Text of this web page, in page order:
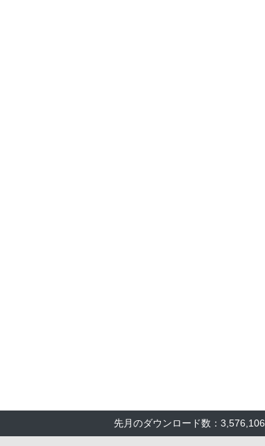
先月のダウンロード数：3,576,106